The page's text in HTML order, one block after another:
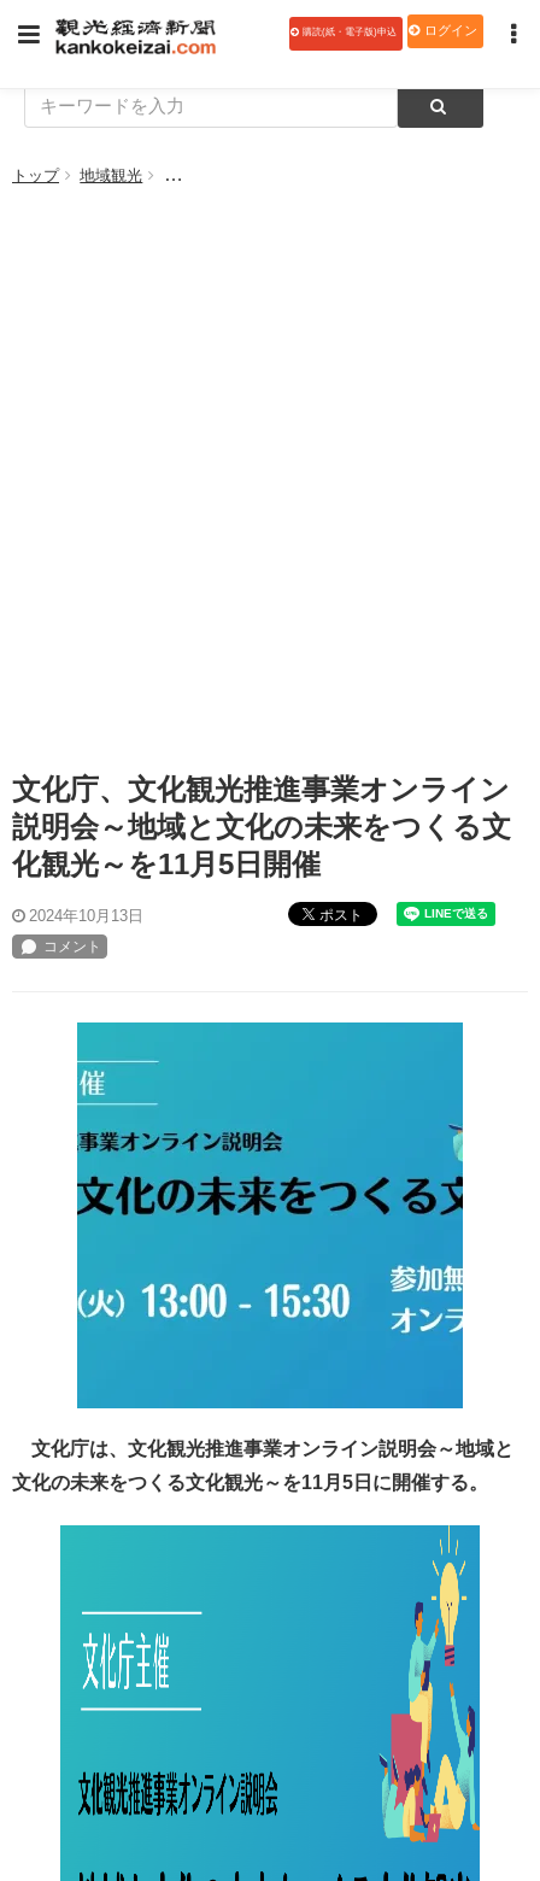
購読(紙・電子版)申込 ログイン
トップ 地域観光 文化庁、文化観光推進事業オンライン説明会～地域
文化庁、文化観光推進事業オンライン
説明会～地域と文化の未来をつくる文
化観光～を11月5日開催
2024年10月13日 ポスト
文化庁は、文化観光推進事業オンライン説明会～地域と
文化の未来をつくる文化観光～を11月5日に開催する。